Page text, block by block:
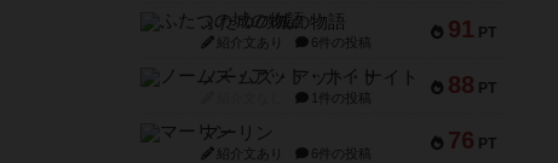
91 PT
ふたつの城の物語
紹介文あり 6件の投稿
88 PT
ノームズ・アット・ナイト
1件の投稿
76 PT
マーリン
紹介文あり 6件の投稿